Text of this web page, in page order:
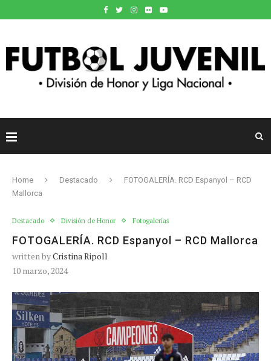
Home Destacado
FOTOGALERÍA. RCD Espanyol – RCD
Mallorca
Destacado División de Honor Fotogalerías
FOTOGALERÍA. RCD Espanyol – RCD Mallorca
written byCristina Ripoll
10 marzo, 2024